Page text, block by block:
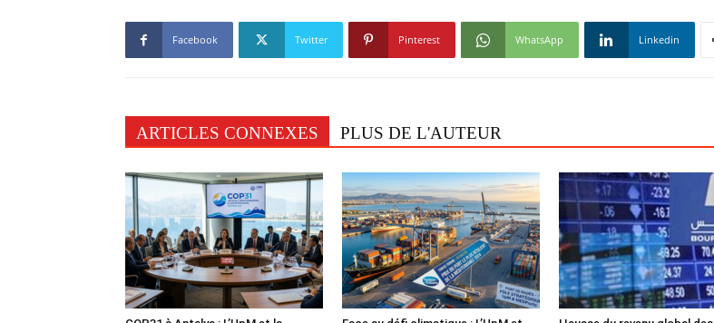
Facebook Twitter Pinterest WhatsApp Linkedin
ARTICLES CONNEXES PLUS DE L'AUTEUR